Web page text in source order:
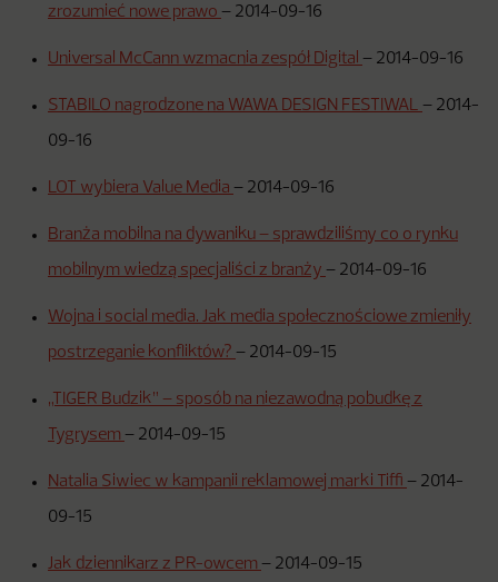
zrozumieć nowe prawo – 2014-09-16
Universal McCann wzmacnia zespół Digital – 2014-09-16
STABILO nagrodzone na WAWA DESIGN FESTIWAL – 2014-
09-16
LOT wybiera Value Media – 2014-09-16
Branża mobilna na dywaniku – sprawdziliśmy co o rynku
mobilnym wiedzą specjaliści z branży – 2014-09-16
Wojna i social media. Jak media społecznościowe zmieniły
postrzeganie konfliktów? – 2014-09-15
„TIGER Budzik” – sposób na niezawodną pobudkę z
Tygrysem – 2014-09-15
Natalia Siwiec w kampanii reklamowej marki Tiffi – 2014-
09-15
Jak dziennikarz z PR-owcem – 2014-09-15